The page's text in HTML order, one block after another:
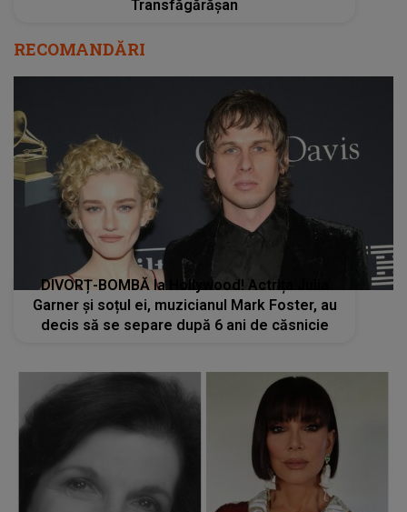
Transfăgărășan
RECOMANDĂRI
DIVORȚ-BOMBĂ la Hollywood! Actrița Julia
Garner și soțul ei, muzicianul Mark Foster, au
decis să se separe după 6 ani de căsnicie